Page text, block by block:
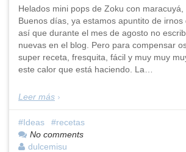
Helados mini pops de Zoku con
Buenos días, ya estamos apuntito de irnos
así que durante el mes de agosto no
nuevas en el blog. Pero para compensar
super receta, fresquita, fácil y muy muy
este calor que está haciendo. La…
Leer más
Ideas
recetas
No comments
dulcemisu